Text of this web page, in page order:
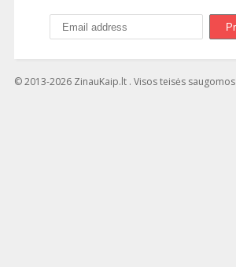
© 2013-2026 ZinauKaip.lt . Visos teisės saugomos